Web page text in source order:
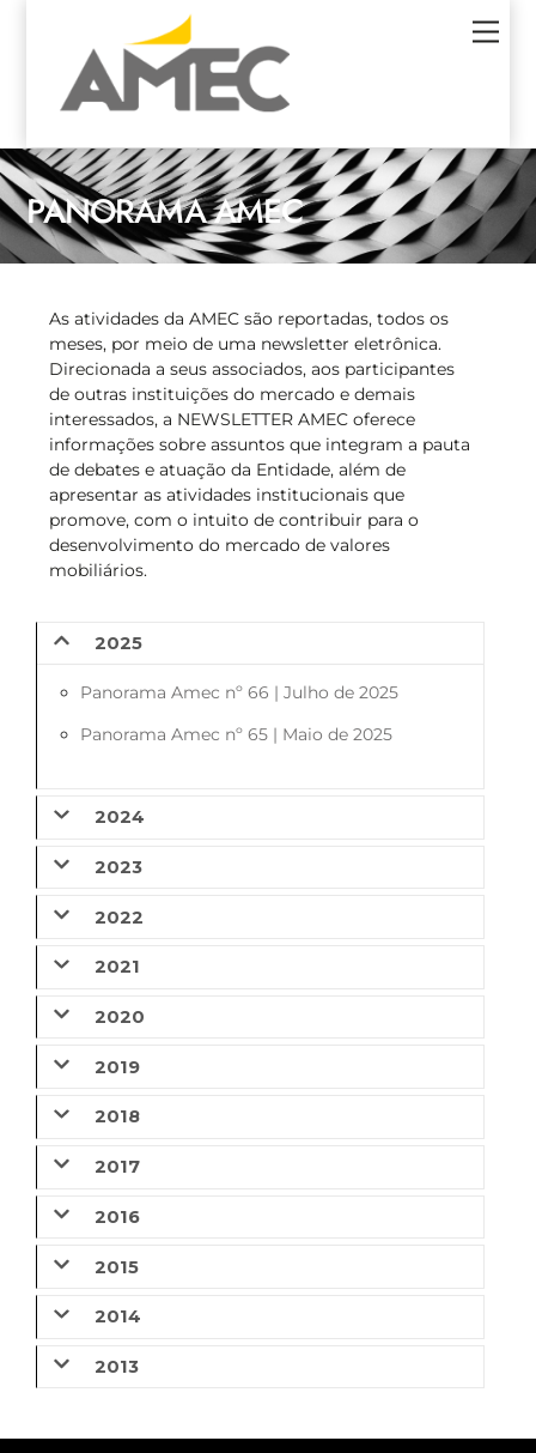
PANORAMA AMEC
As atividades da AMEC são reportadas, todos os
meses, por meio de uma newsletter eletrônica.
Direcionada a seus associados, aos participantes
de outras instituições do mercado e demais
interessados, a NEWSLETTER AMEC oferece
informações sobre assuntos que integram a pauta
de debates e atuação da Entidade, além de
apresentar as atividades institucionais que
promove, com o intuito de contribuir para o
desenvolvimento do mercado de valores
mobiliários.
2025
Panorama Amec nº 66 | Julho de 2025
Panorama Amec nº 65 | Maio de 2025
2024
2023
2022
2021
2020
2019
2018
2017
2016
2015
2014
2013